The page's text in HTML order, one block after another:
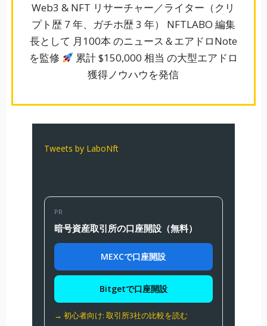
Web3 & NFT リサーチャー／ライター（クリ
プト歴 7 年、ガチホ歴 3 年） NFTLABO 編集
長として 月100本 のニュース＆エアドロNote
を監修
累計 $150,000 相当 の大型エアドロ
獲得ノウハウを発信
Tweets by LaboNft
PR
暗号資産取引所の口座開設（無料）
MEXCで口座開設
Bitgetで口座開設
→ 初心者向け: 取引所3社の比較を読む